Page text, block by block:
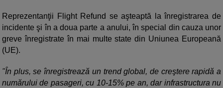
Reprezentanţii Flight Refund se aşteaptă la înregistrarea de
incidente şi în a doua parte a anului, în special din cauza unor
greve înregistrate în mai multe state din Uniunea Europeană
(UE).
"În plus, se înregistrează un trend global, de creştere rapidă a
numărului de pasageri, cu 10-15% pe an, dar infrastructura nu